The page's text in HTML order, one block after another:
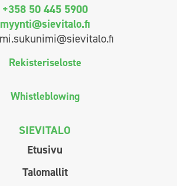
+358 50 445 5900
myynti@sievitalo.fi
Rekisteriseloste
Whistleblowing
SIEVITALO
Etusivu
Talomallit